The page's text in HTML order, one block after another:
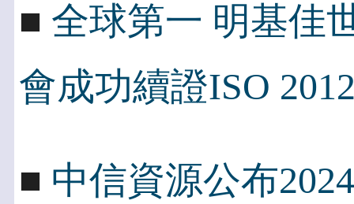
■ 全球第一 明基佳
會成功續證ISO
■ 中信資源公布